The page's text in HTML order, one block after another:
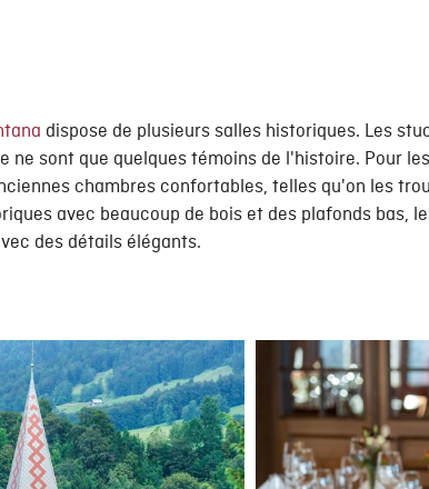
dispose de plusieurs salles historiques. Les
ne sont que quelques témoins de l'histoire. Pour
chambres confortables, telles qu'on les
avec beaucoup de bois et des plafonds bas,
des détails élégants.